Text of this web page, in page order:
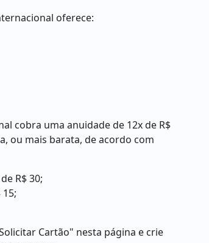
oferece:
cobra uma anuidade de 12x de R$
ou mais barata, de acordo com
R$ 30;
Cartão" nesta página e crie